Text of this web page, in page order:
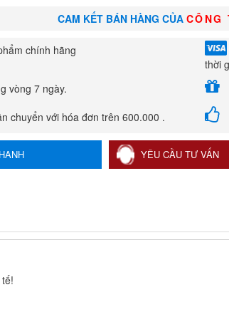
CAM KẾT BÁN HÀNG CỦA CÔNG
chính hãng
thời
vòng 7 ngày.
chuyển với hóa đơn trên 600.000 .
YÊU CẦU TƯ VẤN